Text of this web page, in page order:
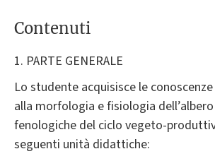
Contenuti
1. PARTE GENERALE
Lo studente acquisisce le
alla morfologia e fisiologia
fenologiche del ciclo vegeto-
seguenti unità didattiche: